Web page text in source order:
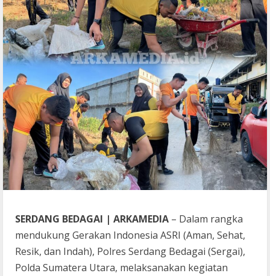
SERDANG BEDAGAI | ARKAMEDIA – Dalam rangka
mendukung Gerakan Indonesia ASRI (Aman, Sehat,
Resik, dan Indah), Polres Serdang Bedagai (Sergai),
Polda Sumatera Utara, melaksanakan kegiatan